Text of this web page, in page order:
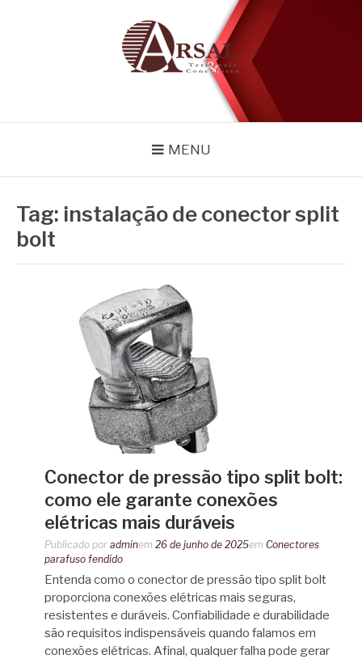
Especialistas em conectores e acessórios
MENU
Tag: instalação de conector split
bolt
Conector de pressão tipo split bolt:
como ele garante conexões
elétricas mais duráveis
Publicado por adminem 26 de junho de 2025em Conectores
parafuso fendido
Entenda como o conector de pressão tipo split bolt
proporciona conexões elétricas mais seguras,
resistentes e duráveis. Confiabilidade e durabilidade
são requisitos indispensáveis quando falamos em
conexões elétricas. Afinal, qualquer falha pode gerar